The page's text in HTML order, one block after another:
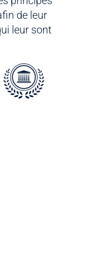
de leur
leur sont